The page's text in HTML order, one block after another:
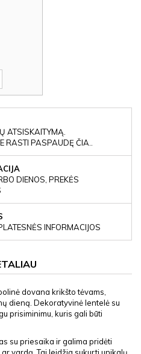
ATSISKAITYMĄ.
RASTI PASPAUDĘ ČIA..
DIENOS, PREKĖS
INFORMACIJOS
dovana krikšto tėvams,
dieną. Dekoratyvinė lentelė su
prisiminimu, kuris gali būti
su priesaika ir galima pridėti